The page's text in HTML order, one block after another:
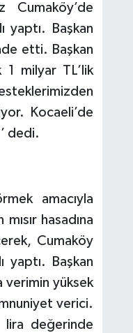
Cumaköy’de
yaptı. Başkan
etti. Başkan
1 milyar TL’lik
Kocaeli’de
dedi.
amacıyla
hasadına
Cumaköy
yaptı. Başkan
verimin yüksek
verici.
lira değerinde